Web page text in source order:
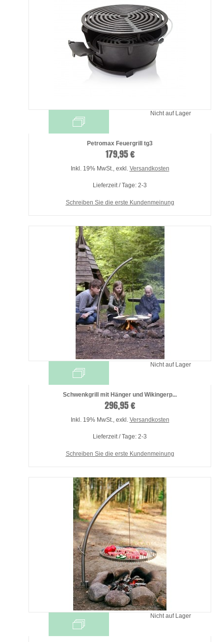
Nicht auf Lager
Petromax Feuergrill tg3
179,95 €
Inkl. 19% MwSt., exkl. Versandkosten
Lieferzeit / Tage: 2-3
Schreiben Sie die erste Kundenmeinung
Nicht auf Lager
Schwenkgrill mit Hänger und Wikingerp...
296,95 €
Inkl. 19% MwSt., exkl. Versandkosten
Lieferzeit / Tage: 2-3
Schreiben Sie die erste Kundenmeinung
Nicht auf Lager